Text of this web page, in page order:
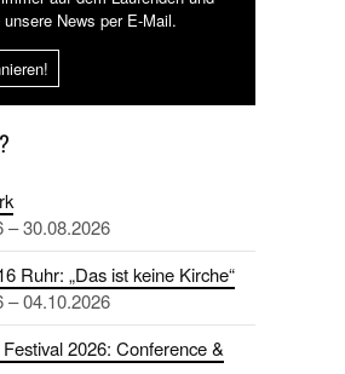
News per E-Mail.
– 30.08.2026
Ruhr: „Das ist keine Kirche“
– 04.10.2026
2026: Conference &